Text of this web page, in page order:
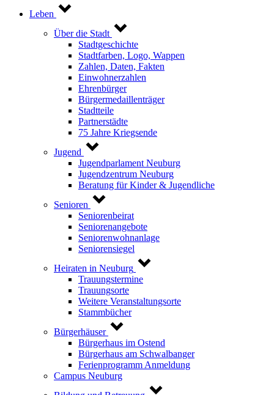
Leben
Über die Stadt
Stadtgeschichte
Stadtfarben, Logo, Wappen
Zahlen, Daten, Fakten
Einwohnerzahlen
Ehrenbürger
Bürgermedaillenträger
Stadtteile
Partnerstädte
75 Jahre Kriegsende
Jugend
Jugendparlament Neuburg
Jugendzentrum Neuburg
Beratung für Kinder & Jugendliche
Senioren
Seniorenbeirat
Seniorenangebote
Seniorenwohnanlage
Seniorensiegel
Heiraten in Neuburg
Trauungstermine
Trauungsorte
Weitere Veranstaltungsorte
Stammbücher
Bürgerhäuser
Bürgerhaus im Ostend
Bürgerhaus am Schwalbanger
Ferienprogramm Anmeldung
Campus Neuburg